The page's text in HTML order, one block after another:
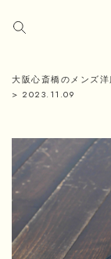
大阪心斎橋のメンズ
> 2023.11.09